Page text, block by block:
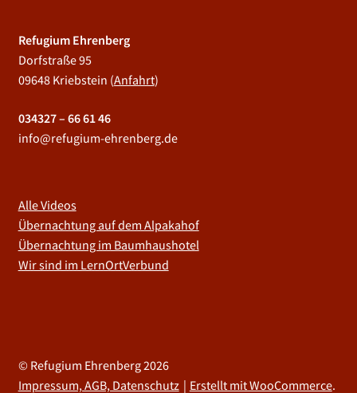
Refugium Ehrenberg
Dorfstraße 95
09648 Kriebstein (Anfahrt)
034327 – 66 61 46
info@refugium-ehrenberg.de
Alle Videos
Übernachtung auf dem Alpakahof
Übernachtung im Baumhaushotel
Wir sind im LernOrtVerbund
© Refugium Ehrenberg 2026
Impressum, AGB, Datenschutz
Erstellt mit WooCommerce.